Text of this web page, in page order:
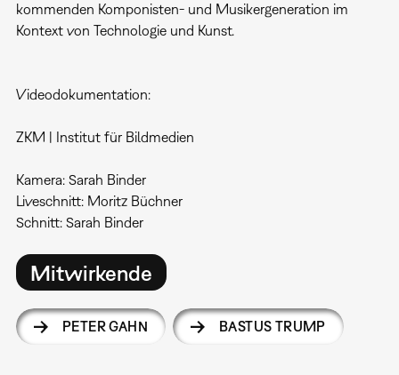
kommenden Komponisten- und Musikergeneration im
Kontext von Technologie und Kunst.
Videodokumentation:
ZKM | Institut für Bildmedien
Kamera: Sarah Binder
Liveschnitt: Moritz Büchner
Schnitt: Sarah Binder
Mitwirkende
PETER GAHN BASTUS TRUMP